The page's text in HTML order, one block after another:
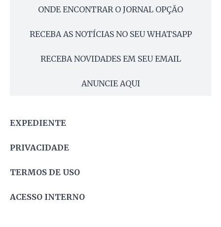
ONDE ENCONTRAR O JORNAL OPÇÃO
RECEBA AS NOTÍCIAS NO SEU WHATSAPP
RECEBA NOVIDADES EM SEU EMAIL
ANUNCIE AQUI
EXPEDIENTE
PRIVACIDADE
TERMOS DE USO
ACESSO INTERNO